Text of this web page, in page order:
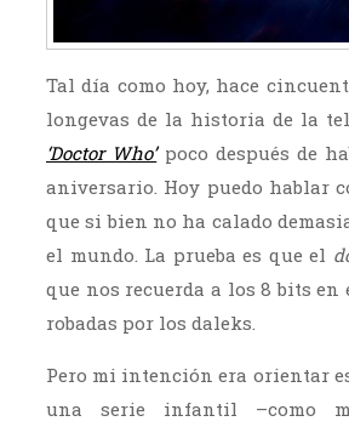
Tal día como hoy, hace
longevas de la historia de la
‘Doctor Who’poco después de
aniversario. Hoy puedo hablar
que si bien no ha calado
el mundo. La prueba es que el
que nos recuerda a los 8 bits
robadas por los daleks.
Pero mi intención era orientar
una serie infantil –como